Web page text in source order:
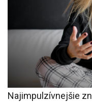
Najimpulzívnejšie